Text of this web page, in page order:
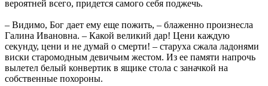
вероятней всего, придется самого себя поджечь.
– Видимо, Бог дает ему еще пожить, – блаженно произнесла
Галина Ивановна. – Какой великий дар! Цени каждую
секунду, цени и не думай о смерти! – старуха сжала ладонями
виски старомодным девичьим жестом. Из ее памяти напрочь
вылетел белый конвертик в ящике стола с заначкой на
собственные похороны.